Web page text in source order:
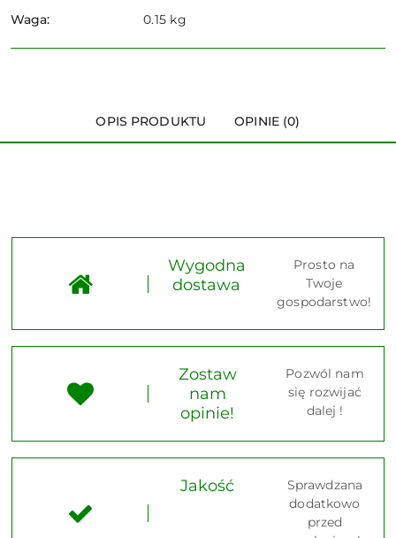
Waga: 0.15 kg
OPIS PRODUKTU OPINIE (0)
Wygodna
dostawa
Prosto na
Twoje
gospodarstwo!
Zostaw
nam
opinie!
Pozwól nam
się rozwijać
dalej !
Jakość
Sprawdzana
dodatkowo
przed